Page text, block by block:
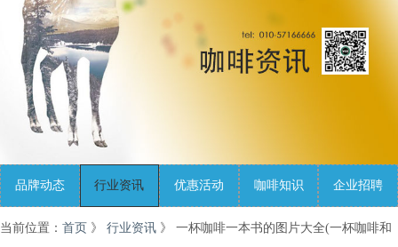
品牌动态 行业资讯 优惠活动 咖啡知识 企业招聘
当前位置： 首页 》 行业资讯 》 一杯咖啡一本书的图片大全(一杯咖啡和